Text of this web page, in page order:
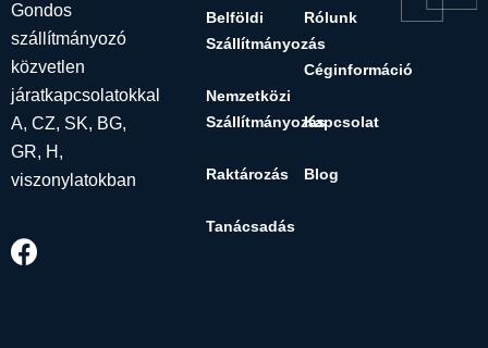
Gondos
szállítmányozó
közvetlen
járatkapcsolatokkal
A, CZ, SK, BG,
GR, H,
viszonylatokban
Belföldi
Szállítmányozás
Nemzetközi
Szállítmányozás
Raktározás
Tanácsadás
Rólunk
Céginformáció
Kapcsolat
Blog